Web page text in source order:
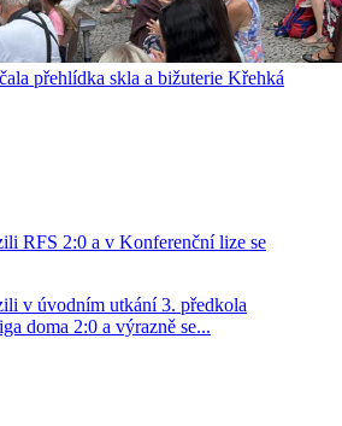
přehlídka skla a bižuterie Křehká
RFS 2:0 a v Konferenční lize se
v úvodním utkání 3. předkola
doma 2:0 a výrazně se...